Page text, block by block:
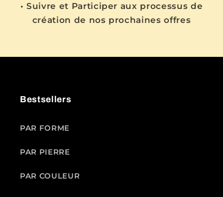
• Suivre et Participer aux processus de
création de nos prochaines offres
Bestsellers
PAR FORME
PAR PIERRE
PAR COULEUR